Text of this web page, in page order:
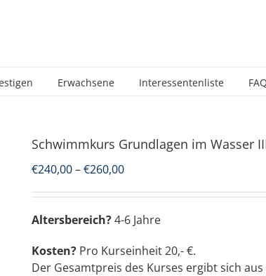
Erwachsene Interessentenliste
Schwimmkurs Grundlagen im Wasser
€240,00–€260,00Preisspanne:
bis
€260,00
Altersbereich?4-6 Jahre
Kosten? Pro Kurseinheit 20,- €.
Der Gesamtpreis des Kurses ergibt sich